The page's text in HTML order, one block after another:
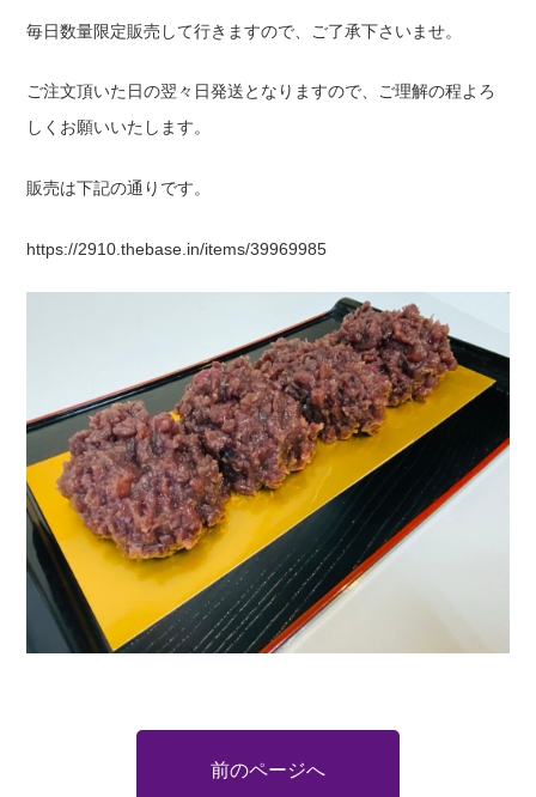
毎日数量限定販売して行きますので、ご了承下さいませ。
ご注文頂いた日の翌々日発送となりますので、ご理解の程よろ
しくお願いいたします。
販売は下記の通りです。
https://2910.thebase.in/items/39969985
前のページへ